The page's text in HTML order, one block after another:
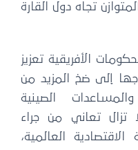
تجاه دول القارة
الأفريقية تعزيز
إلى ضخ المزيد من
الصينية
تزال تعاني من جراء
الاقتصادية العالمية،